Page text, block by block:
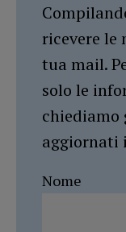
ricevere
tua mail.
solo le
chiediamo
aggiornati
Nome